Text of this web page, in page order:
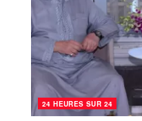
24 HEURES SUR 24